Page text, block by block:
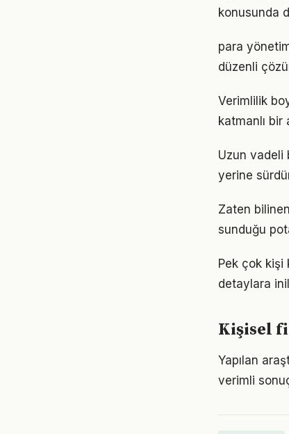
konusunda
para
düzenli
Verimlilik
katmanlı bir
Uzun vadeli
yerine
Zaten
sunduğu
Pek çok
detaylara
Kişisel
Yapılan
verimli